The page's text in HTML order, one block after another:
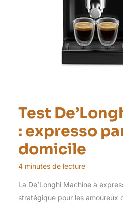
Test
: expresso
domicile
4 minutes de lecture
La De’Longhi Machine à
stratégique pour les amoureux